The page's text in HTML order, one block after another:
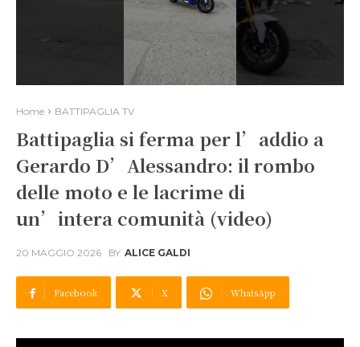
Home BATTIPAGLIA TV
Battipaglia si ferma per l’addio a
Gerardo D’Alessandro: il rombo
delle moto e le lacrime di
un’intera comunità (video)
20 MAGGIO 2026 BY ALICE GALDI
Facebook X WhatsApp